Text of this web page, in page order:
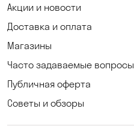
Княжичи
Коцюбинское
Кривой Рог
Кропивницкий
Акции и новости
Доставка и оплата
Магазины
Часто задаваемые вопросы
Публичная оферта
Советы и обзоры